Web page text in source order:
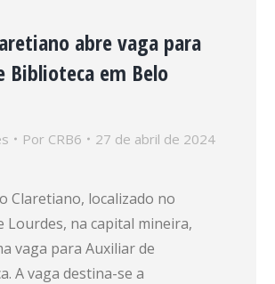
abre vaga para
Biblioteca em Belo
Por CRB6 27 de abril de 2024
Claretiano, localizado no
Lourdes, na capital mineira,
vaga para Auxiliar de
A vaga destina-se a